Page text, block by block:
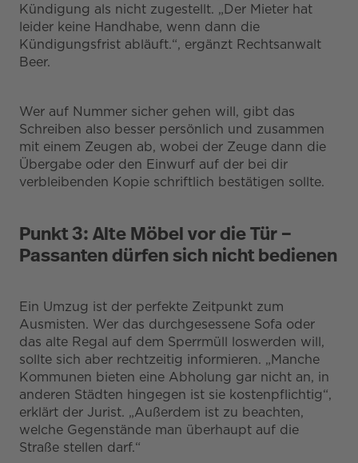
Kündigung als nicht zugestellt. „Der Mieter hat
leider keine Handhabe, wenn dann die
Kündigungsfrist abläuft.“, ergänzt Rechtsanwalt
Beer.
Wer auf Nummer sicher gehen will, gibt das
Schreiben also besser persönlich und zusammen
mit einem Zeugen ab, wobei der Zeuge dann die
Übergabe oder den Einwurf auf der bei dir
verbleibenden Kopie schriftlich bestätigen sollte.
Punkt 3: Alte Möbel vor die Tür –
Passanten dürfen sich nicht bedienen
Ein Umzug ist der perfekte Zeitpunkt zum
Ausmisten. Wer das durchgesessene Sofa oder
das alte Regal auf dem Sperrmüll loswerden will,
sollte sich aber rechtzeitig informieren. „Manche
Kommunen bieten eine Abholung gar nicht an, in
anderen Städten hingegen ist sie kostenpflichtig“,
erklärt der Jurist. „Außerdem ist zu beachten,
welche Gegenstände man überhaupt auf die
Straße stellen darf.“